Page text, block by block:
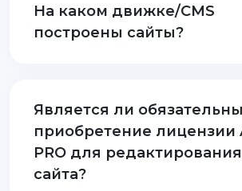
На каком движке/CMS
построены сайты?
Является ли
приобретение лицензии
PRO для редактирования
сайта?